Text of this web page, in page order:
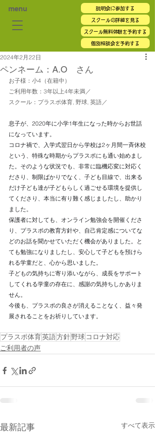
menu 説明会に参加する
スクールの詳細を見る
スクール無料体験を予約する
個別相談会を予約する
ペンネーム：A.O さん
2024年2月22日
お子様：小4（在籍中）
ご利用年数：3年以上4年未満／
スクール：プラスポ体育, 野球, 英語／
息子が、2020年に小学1年生になった時からお世話
になっています。
コロナ禍で、入学式翌日から学校は2ヶ月間一斉休校
という、特殊な時期からプラスポにも通い始めまし
た。そのような状況でも、非常に臨機応変に対応く
ださり、制限ばかりでなく、子ども目線で、出来る
だけ子ども達が子どもらしく過ごせる環境を提供し
てくださり、本当に有り難く感じましたし、助かり
ました。
保護者に対しても、オンライン勉強会を開催くださ
り、プラスポの教育方針や、自己肯定感についてな
どのお話を聞かせていただく機会がありました。と
ても勉強になりましたし、安心して子どもを預けら
れる学童だと、心から思いました。
子どもの気持ちに寄り添いながら、成長をサポート
してくれる学童の存在に、感謝の気持ちしかありま
せん。
今後も、プラスポの良さが消えることなく、益々発
展されることをお祈りしています。
プラスポ体育英語方針野球 コロナ対応
ご利用者の声
最新記事 すべて表示